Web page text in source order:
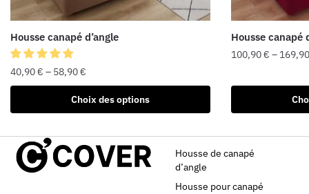
Housse canapé d’angle
40,90€ – 58,90€
Choix des options
Housse canapé
100,90€ –
Housse de canapé
d’angle
Housse pour canapé